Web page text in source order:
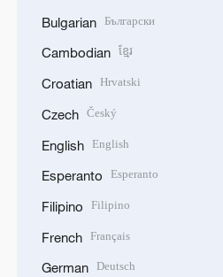
Bulgarian Български
Cambodian ខ្មែរ
Croatian Hrvatski
Czech Český
English English
Esperanto Esperanto
Filipino Filipino
French Français
German Deutsch